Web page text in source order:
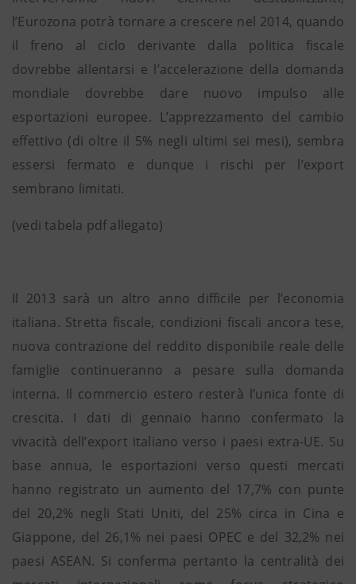
l’Eurozona potrà tornare a crescere nel 2014, quando
il freno al ciclo derivante dalla politica fiscale
dovrebbe allentarsi e l’accelerazione della domanda
mondiale dovrebbe dare nuovo impulso alle
esportazioni europee. L’apprezzamento del cambio
effettivo (di oltre il 5% negli ultimi sei mesi), sembra
essersi fermato e dunque i rischi per l’export
sembrano limitati.
(vedi tabela pdf allegato)
Il 2013 sarà un altro anno difficile per l’economia
italiana. Stretta fiscale, condizioni fiscali ancora tese,
nuova contrazione del reddito disponibile reale delle
famiglie continueranno a pesare sulla domanda
interna. Il commercio estero resterà l’unica fonte di
crescita. I dati di gennaio hanno confermato la
vivacità dell’export italiano verso i paesi extra-UE. Su
base annua, le esportazioni verso questi mercati
hanno registrato un aumento del 17,7% con punte
del 20,2% negli Stati Uniti, del 25% circa in Cina e
Giappone, del 26,1% nei paesi OPEC e del 32,2% nei
paesi ASEAN. Si conferma pertanto la centralità dei